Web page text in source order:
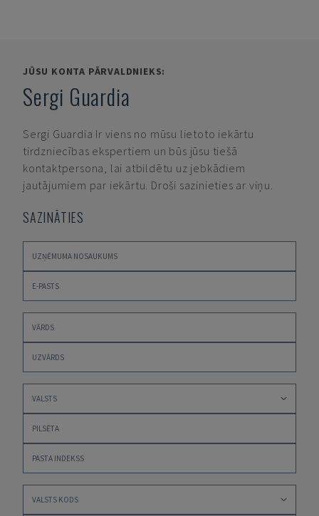
JŪSU KONTA PĀRVALDNIEKS:
Sergi Guardia
Sergi Guardia Ir viens no mūsu lietoto iekārtu
tirdzniecības ekspertiem un būs jūsu tiešā
kontaktpersona, lai atbildētu uz jebkādiem
jautājumiem par iekārtu. Droši sazinieties ar viņu.
SAZINĀTIES